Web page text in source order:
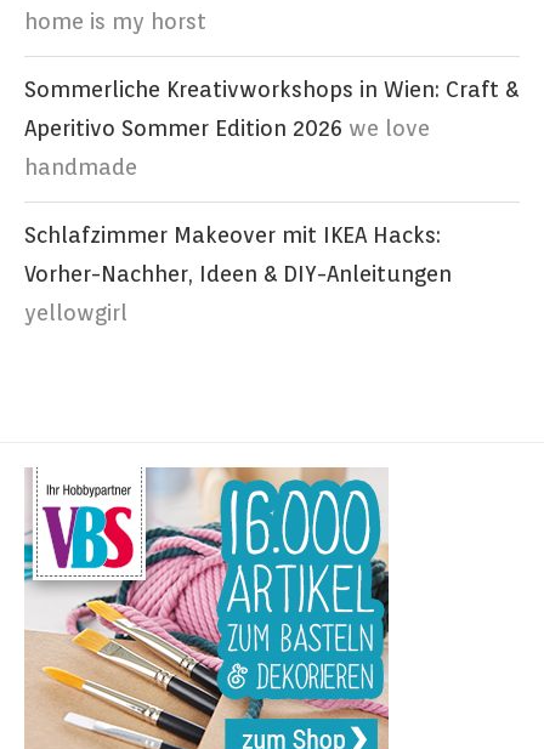
home is my horst
Sommerliche Kreativworkshops in Wien: Craft &
Aperitivo Sommer Edition 2026 we love
handmade
Schlafzimmer Makeover mit IKEA Hacks:
Vorher-Nachher, Ideen & DIY-Anleitungen
yellowgirl